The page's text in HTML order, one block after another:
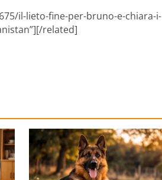
il-lieto-fine-per-bruno-e-chiara-i-
related]